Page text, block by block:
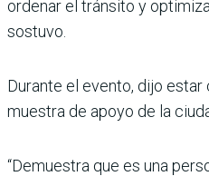
ordenar el tránsito y
sostuvo.
Durante el evento, dijo
muestra de apoyo de la
“Demuestra que es una